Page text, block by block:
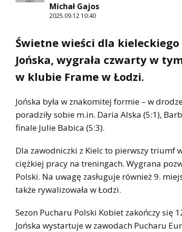
Michał Gajos
2025.09.12 10:40
Świetne wieści dla
Jońska, wygrała czwarty w
w klubie Frame w Łodzi.
Jońska była w znakomitej formie – w
poradziły sobie m.in. Daria Alska (5:1),
finale Julie Babica (5:3).
Dla zawodniczki z Kielc to pierwszy
ciężkiej pracy na treningach. Wygrana
Polski. Na uwagę zasługuje również 9.
także rywalizowała w Łodzi.
Sezon Pucharu Polski Kobiet zakończy się
Jońska wystartuje w zawodach Pucharu